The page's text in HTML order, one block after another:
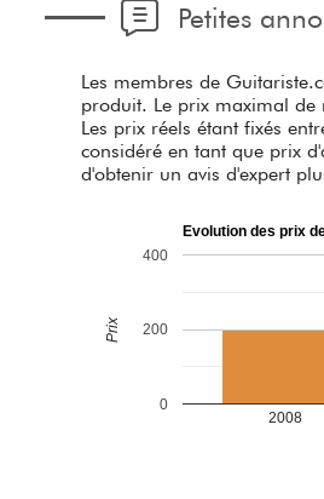
Petites
Les membres de
produit. Le prix maximal de
Les prix réels étant fixés
considéré en tant que prix
d'obtenir un avis d'expert
Evolution des prix
2008
0
200
400
Prix